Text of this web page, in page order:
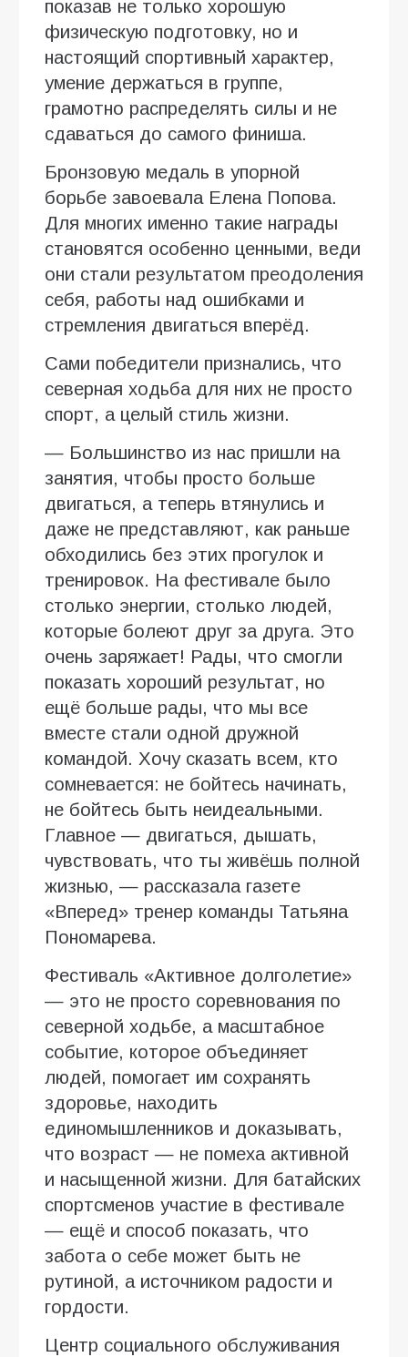
показав не только хорошую
физическую подготовку, но и
настоящий спортивный характер,
умение держаться в группе,
грамотно распределять силы и не
сдаваться до самого финиша.
Бронзовую медаль в упорной
борьбе завоевала Елена Попова.
Для многих именно такие награды
становятся особенно ценными, веди
они стали результатом преодоления
себя, работы над ошибками и
стремления двигаться вперёд.
Сами победители признались, что
северная ходьба для них не просто
спорт, а целый стиль жизни.
— Большинство из нас пришли на
занятия, чтобы просто больше
двигаться, а теперь втянулись и
даже не представляют, как раньше
обходились без этих прогулок и
тренировок. На фестивале было
столько энергии, столько людей,
которые болеют друг за друга. Это
очень заряжает! Рады, что смогли
показать хороший результат, но
ещё больше рады, что мы все
вместе стали одной дружной
командой. Хочу сказать всем, кто
сомневается: не бойтесь начинать,
не бойтесь быть неидеальными.
Главное — двигаться, дышать,
чувствовать, что ты живёшь полной
жизнью, — рассказала газете
«Вперед» тренер команды Татьяна
Пономарева.
Фестиваль «Активное долголетие»
— это не просто соревнования по
северной ходьбе, а масштабное
событие, которое объединяет
людей, помогает им сохранять
здоровье, находить
единомышленников и доказывать,
что возраст — не помеха активной
и насыщенной жизни. Для батайских
спортсменов участие в фестивале
— ещё и способ показать, что
забота о себе может быть не
рутиной, а источником радости и
гордости.
Центр социального обслуживания